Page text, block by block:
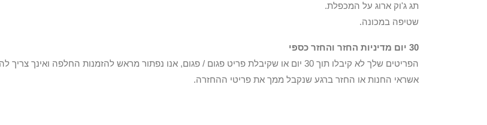
תג ג'וק ארוג על המכפלת.
שטיפה במכונה.
30 יום מדיניות החזר והחזר כספי
הפריטים שלך לא קיבלו תוך 30 יום או שקיבלת פריט פגום / פגום, אנו נפתור מראש להזמנות
אשראי החנות או החזר ברגע שנקבל ממך את פריטי ההחזרה.